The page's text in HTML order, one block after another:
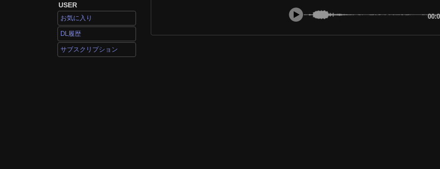
USER
お気に入り
DL履歴
サブスクリプション